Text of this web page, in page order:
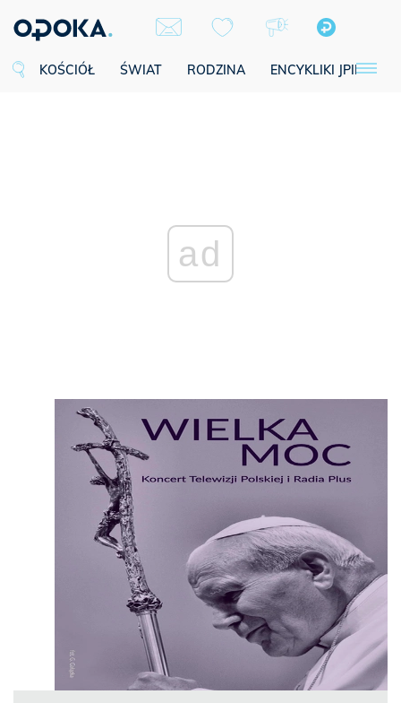
KOŚCIÓŁ ŚWIAT RODZINA ENCYKLIKI JPII
ad